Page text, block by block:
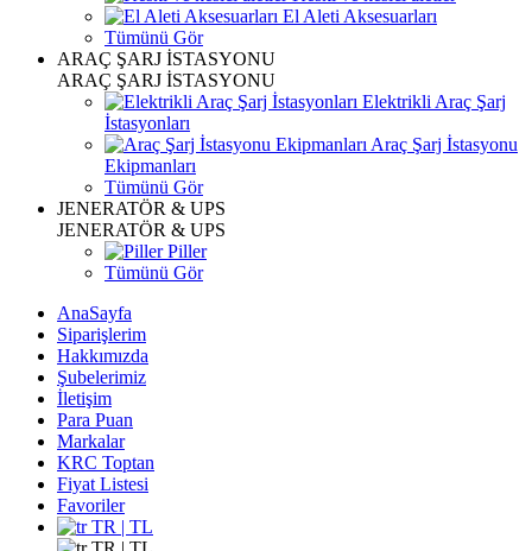
El Aleti Aksesuarları
Tümünü Gör
ARAÇ ŞARJ İSTASYONU
ARAÇ ŞARJ İSTASYONU
Elektrikli Araç Şarj
İstasyonları
Araç Şarj İstasyonu
Ekipmanları
Tümünü Gör
JENERATÖR & UPS
JENERATÖR & UPS
Piller
Tümünü Gör
AnaSayfa
Siparişlerim
Hakkımızda
Şubelerimiz
İletişim
Para Puan
Markalar
KRC Toptan
Fiyat Listesi
Favoriler
TR | TL